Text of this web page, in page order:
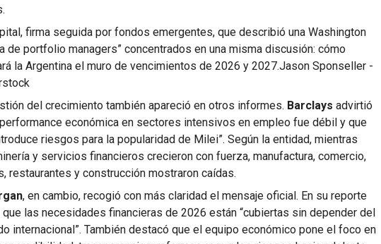
firma seguida por fondos emergentes, que describió una Washington
de portfolio managers” concentrados en una misma discusión: cómo
la Argentina el muro de vencimientos de 2026 y 2027.Jason Sponseller -
del crecimiento también apareció en otros informes. Barclays advirtió
económica en sectores intensivos en empleo fue débil y que
riesgos para la popularidad de Milei”. Según la entidad, mientras
y servicios financieros crecieron con fuerza, manufactura, comercio,
restaurantes y construcción mostraron caídas.
, en cambio, recogió con más claridad el mensaje oficial. En su reporte
que las necesidades financieras de 2026 están “cubiertas sin depender del
internacional”. También destacó que el equipo económico pone el foco en